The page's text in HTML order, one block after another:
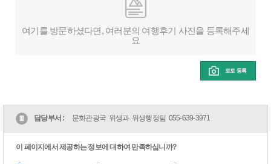
여기를 방문하셨다면, 여러분의 여행후기 사진을 등록해주세
요
포토 등록
담당부서 : 문화관광국 위생과 위생행정팀 055-639-3971
이 페이지에서 제공하는 정보에 대하여 만족하십니까?